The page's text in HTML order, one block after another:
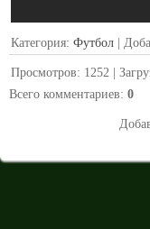
Категория: Футбол
Просмотров: 1252
Всего комментариев: 0